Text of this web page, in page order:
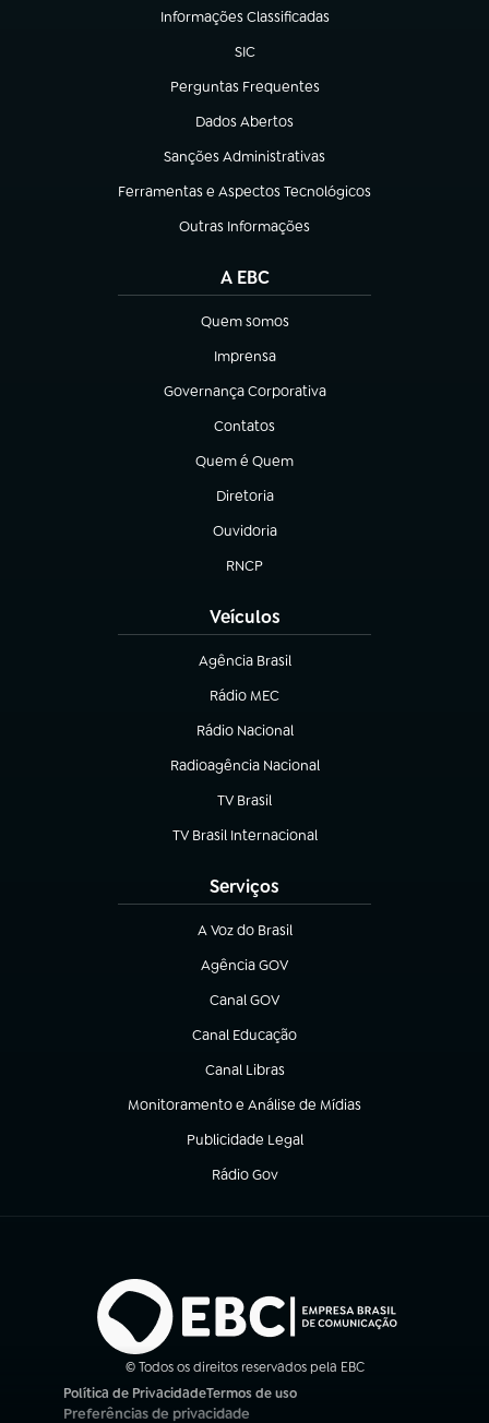
Informações Classificadas
(abre em nova aba)
SIC
(abre em nova aba)
Perguntas Frequentes
(abre em nova aba)
Dados Abertos
(abre em nova aba)
Sanções Administrativas
(abre em nova aba)
Ferramentas e Aspectos Tecnológicos
(abre em nova aba)
Outras Informações
(abre em nova aba)
A EBC
Quem somos
(abre em nova aba)
Imprensa
(abre em nova aba)
Governança Corporativa
(abre em nova aba)
Contatos
(abre em nova aba)
Quem é Quem
(abre em nova aba)
Diretoria
(abre em nova aba)
Ouvidoria
(abre em nova aba)
RNCP
(abre em nova aba)
Veículos
Agência Brasil
(abre em nova aba)
Rádio MEC
Rádio Nacional
(abre em nova aba)
Radioagência Nacional
(abre em nova aba)
TV Brasil
(abre em nova aba)
TV Brasil Internacional
(abre em nova aba)
Serviços
A Voz do Brasil
(abre em nova aba)
Agência GOV
(abre em nova aba)
Canal GOV
(abre em nova aba)
Canal Educação
(abre em nova aba)
Canal Libras
(abre em nova aba)
Monitoramento e Análise de Mídias
(abre em nova aba)
Publicidade Legal
(abre em nova aba)
Rádio Gov
(abre em nova aba)
© Todos os direitos reservados pela EBC
Política de Privacidade
(abre em nova aba)
Termos de uso
(abre em nova aba)
Preferências de privacidade